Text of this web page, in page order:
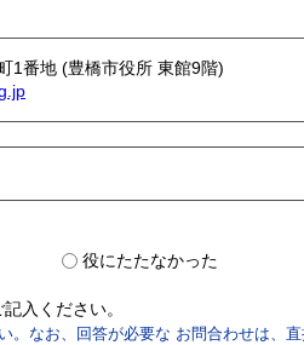
1番地 (豊橋市役所 東館9階)
役にたたなかった
入ください。
。なお、回答が必要な お問合わせは、